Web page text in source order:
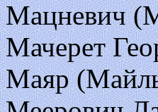
Мацневич
Мачерет
Маяр